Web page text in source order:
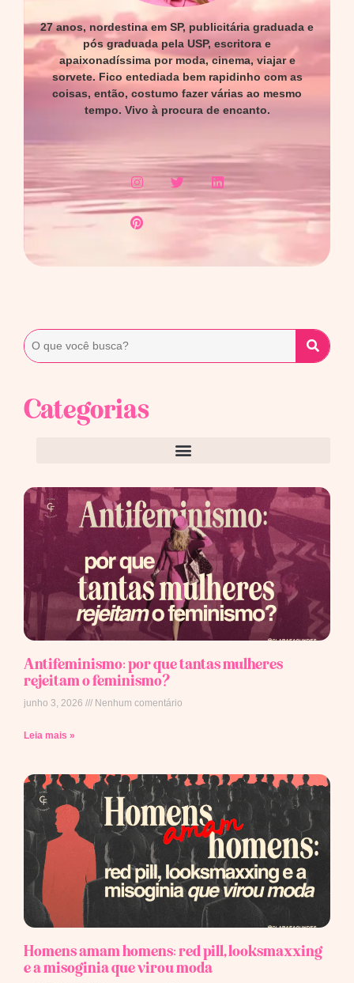
27 anos, nordestina em SP, publicitária graduada e
pós graduada pela USP, escritora e
apaixonadíssima por moda, cinema, viajar e
sorvete. Fico entediada bem rapidinho com as
coisas, então, costumo fazer várias ao mesmo
tempo. Vivo à procura de encanto.
Categorias
Antifeminismo: por que tantas mulheres
rejeitam o feminismo?
junho 3, 2026 Nenhum comentário
Leia mais »
Homens amam homens: red pill, looksmaxxing
e a misoginia que virou moda